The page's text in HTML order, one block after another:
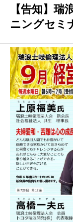
【告知】
ニングセミ